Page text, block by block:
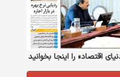
اقتصاد» را اینجا بخوانید